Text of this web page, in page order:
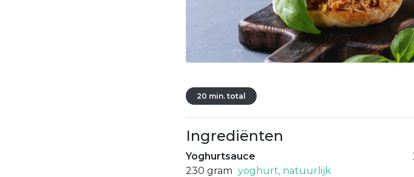
20 min. total
Ingrediënten
Yoghurtsauce
230 gram yoghurt, natuurlijk